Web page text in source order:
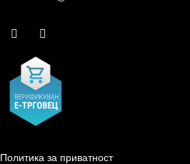
Политика за приватност